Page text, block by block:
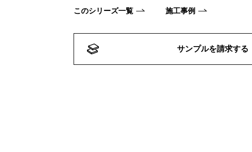
このシリーズ一覧 施工事例
サンプルを請求する